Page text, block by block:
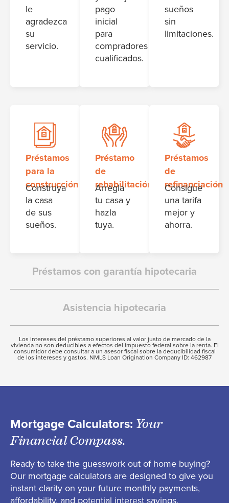
Préstamos con garantía hipotecaria
Asistencia hipotecaria
le
agradezca
su
servicio.
pago
inicial
para
compradores
cualificados.
sueños
sin
limitaciones.
Préstamos
para la
construcción
Construya
la casa
de sus
sueños.
Préstamo
de
rehabilitación
Arregla
tu casa y
hazla
tuya.
Préstamos
de
refinanciación
Consigue
una tarifa
mejor y
ahorra.
Los intereses del préstamo superiores al valor justo de mercado de la
vivienda no son deducibles a efectos del impuesto federal sobre la renta. El
consumidor debe consultar a un asesor fiscal sobre la deducibilidad fiscal
de los intereses y gastos. NMLS Loan Origination Company ID: 462987
Mortgage Calculators: Your
Financial Compass.
Ready to take the guesswork out of home buying?
Our mortgage calculators are designed to give you
instant clarity on your future monthly payments,